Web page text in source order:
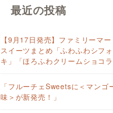
最近の投稿
【9月17日発売】ファミリーマ
スイーツまとめ「ふわふわシフ
キ」「ほろふわクリームショコ
「フルーチェSweetsに＜マンゴ
味＞が新発売！」